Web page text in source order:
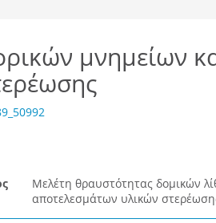
μνημείων
Μελέτη θραυστότητας δομικών
αποτελεσμάτων υλικών